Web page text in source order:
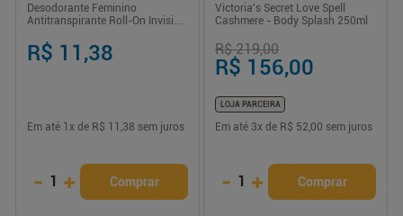
Desodorante Feminino
Antitranspirante Roll-On Invisible
R$ 11,38
Em até 1 x de R$ 11,38 sem juros
- 1 + Comprar
Victoria's Secret Love Spell
Cashmere - Body Splash 250ml
R$ 219,00
R$ 156,00
LOJA PARCEIRA
Em até 3x de R$ 52,00 sem juros
- 1 + Comprar